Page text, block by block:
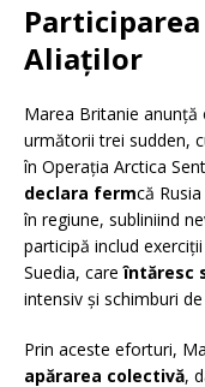
Aliaților
Marea Britanie
următorii trei sudden,
în Operația Arctica
declara fermcă
în regiune, subliniind
participă includ
Suedia, careîntăresc
intensiv și schimburi
Prin aceste eforturi,
apărarea colectivă,